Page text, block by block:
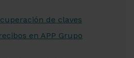
de claves
en APP Grupo